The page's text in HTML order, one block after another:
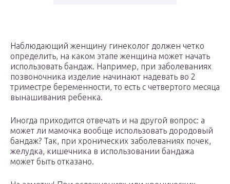
Наблюдающий женщину гинеколог должен четко
определить, на каком этапе женщина может начать
использовать бандаж. Например, при заболеваниях
позвоночника изделие начинают надевать во 2
триместре беременности, то есть с четвертого месяца
вынашивания ребенка.
Иногда приходится отвечать и на другой вопрос: а
может ли мамочка вообще использовать дородовый
бандаж? Так, при хронических заболеваниях почек,
желудка, кишечника в использовании бандажа
может быть отказано.